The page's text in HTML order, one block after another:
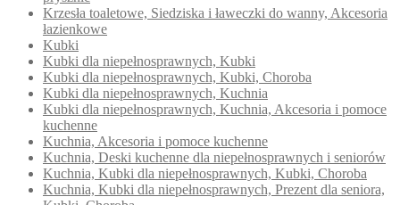
Krzesła toaletowe, Siedziska i ławeczki do wanny, Akcesoria
łazienkowe
Kubki
Kubki dla niepełnosprawnych, Kubki
Kubki dla niepełnosprawnych, Kubki, Choroba
Kubki dla niepełnosprawnych, Kuchnia
Kubki dla niepełnosprawnych, Kuchnia, Akcesoria i pomoce
kuchenne
Kuchnia, Akcesoria i pomoce kuchenne
Kuchnia, Deski kuchenne dla niepełnosprawnych i seniorów
Kuchnia, Kubki dla niepełnosprawnych, Kubki, Choroba
Kuchnia, Kubki dla niepełnosprawnych, Prezent dla seniora,